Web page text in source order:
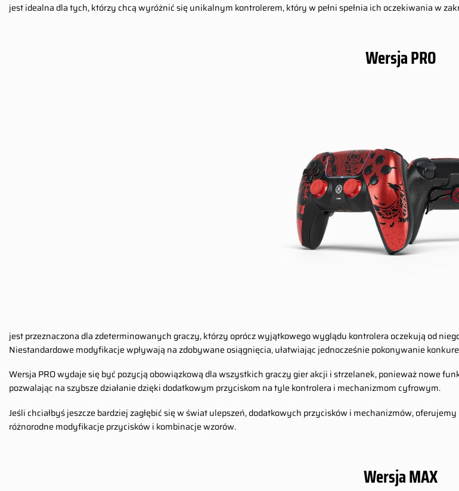
jest idealna dla tych, którzy chcą wyróżnić się unikalnym kontrolerem, który w pełni spełnia ich oczekiwania w
Wersja PRO
jest przeznaczona dla zdeterminowanych graczy, którzy oprócz wyjątkowego wyglądu kontrolera oczekują od
Niestandardowe modyfikacje wpływają na zdobywane osiągnięcia, ułatwiając jednocześnie pokonywanie
Wersja PRO wydaje się być pozycją obowiązkową dla wszystkich graczy gier akcji i strzelanek, ponieważ nowe
pozwalając na szybsze działanie dzięki dodatkowym przyciskom na tyle kontrolera i mechanizmom cyfrowym.
Jeśli chciałbyś jeszcze bardziej zagłębić się w świat ulepszeń, dodatkowych przycisków i mechanizmów,
różnorodne modyfikacje przycisków i kombinacje wzorów.
Wersja MAX